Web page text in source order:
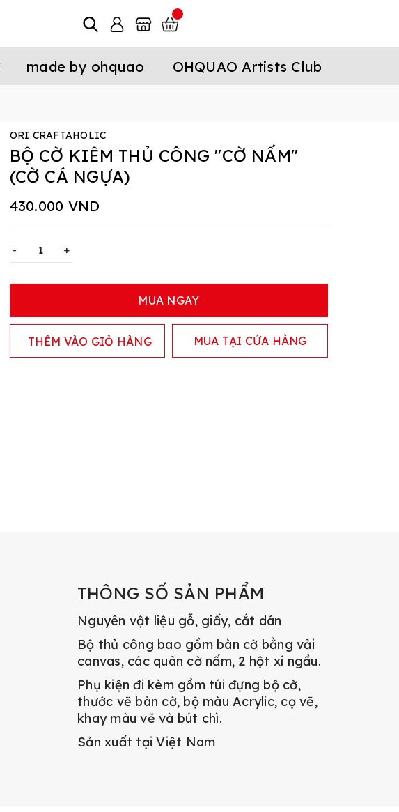
made by ohquao OHQUAO Artists Club
ORI CRAFTAHOLIC
BỘ CỜ KIÊM THỦ CÔNG "CỜ NẤM"
(CỜ CÁ NGỰA)
430.000 VND
- +
MUA NGAY
THÊM VÀO GIỎ HÀNG MUA TẠI CỬA HÀNG
THÔNG SỐ SẢN PHẨM
Nguyên vật liệu gỗ, giấy, cắt dán
Bộ thủ công bao gồm bàn cờ bằng vải
canvas, các quân cờ nấm, 2 hột xí ngầu.
Phụ kiện đi kèm gồm túi đựng bộ cờ,
thước vẽ bàn cờ, bộ màu Acrylic, cọ vẽ,
khay màu vẽ và bút chì.
Sản xuất tại Việt Nam